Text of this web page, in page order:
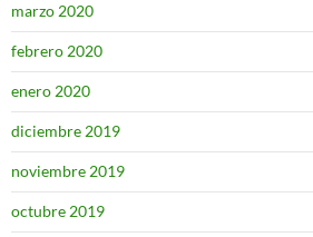
marzo 2020
febrero 2020
enero 2020
diciembre 2019
noviembre 2019
octubre 2019